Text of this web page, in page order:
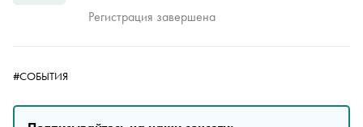
Регистрация завершена
#СОБЫТИЯ